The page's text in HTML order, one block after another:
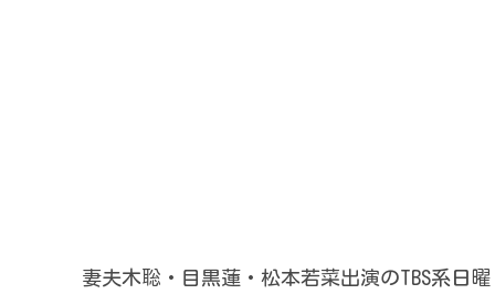
妻夫木聡・目黒蓮・松本若菜出演のTBS系日